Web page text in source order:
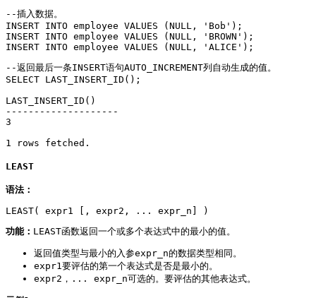
--插入数据。
INSERT INTO employee VALUES (NULL, 'Bob');
INSERT INTO employee VALUES (NULL, 'BROWN');
INSERT INTO employee VALUES (NULL, 'ALICE');
--返回最后一条INSERT语句AUTO_INCREMENT列自动生成的值。
SELECT LAST_INSERT_ID();
LAST_INSERT_ID()
--------------------
3
1 rows fetched.
LEAST
语法：
LEAST( expr1 [, expr2, ... expr_n] )
功能： LEAST函数返回一个或多个表达式中的最小的值。
返回值类型与最小的入参expr_n的数据类型相同。
expr1要评估的第一个表达式是否是最小的。
expr2，... expr_n可选的。要评估的其他表达式。